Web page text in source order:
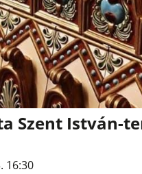
Szent István-
16:30